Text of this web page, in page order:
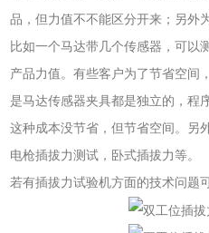
品，但力值不不能区分开来；另外
比如一个马达带几个传感器，可以
产品力值。有些客户为了节省空间
是马达传感器夹具都是独立的，程
这种成本没节省，但节省空间。另
电枪插拔力测试，卧式插拔力等。
若有插拔力试验机方面的技术问题